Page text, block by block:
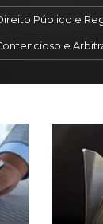
Público e
e